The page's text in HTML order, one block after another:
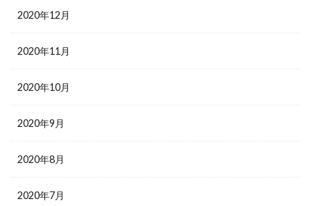
2020年12月
2020年11月
2020年10月
2020年9月
2020年8月
2020年7月